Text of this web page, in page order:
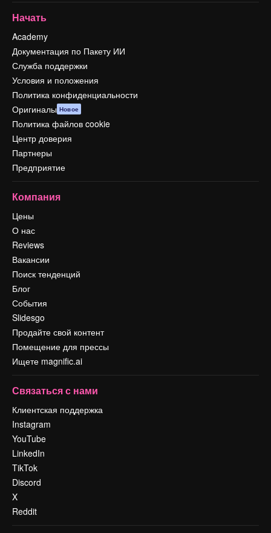
Начать
Academy
Документация по Пакету ИИ
Служба поддержки
Условия и положения
Политика конфиденциальности
Оригиналы Новое
Политика файлов cookie
Центр доверия
Партнеры
Предприятие
Компания
Цены
О нас
Reviews
Вакансии
Поиск тенденций
Блог
События
Slidesgo
Продайте свой контент
Помещение для прессы
Ищете magnific.ai
Связаться с нами
Клиентская поддержка
Instagram
YouTube
LinkedIn
TikTok
Discord
X
Reddit